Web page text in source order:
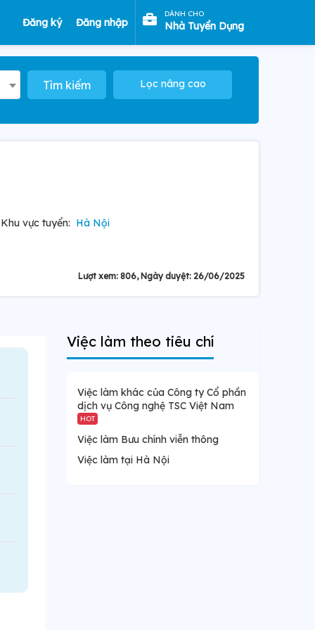
Đăng ký Đăng nhập
DÀNH CHO
Nhà Tuyển Dụng
Tìm kiếm Lọc nâng cao
Khu vực tuyển: Hà Nội
Lượt xem: 806, Ngày duyệt: 26/06/2025
Việc làm theo tiêu chí
Việc làm khác của Công ty Cổ phần
dịch vụ Công nghệ TSC Việt Nam
HOT
Việc làm Bưu chính viễn thông
Việc làm tại Hà Nội